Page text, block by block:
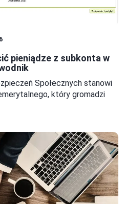
pieniądze z subkonta w
Społecznych stanowi
który gromadzi